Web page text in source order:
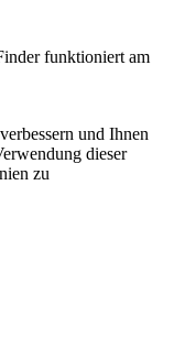
funktioniert am
und Ihnen
dieser
zu